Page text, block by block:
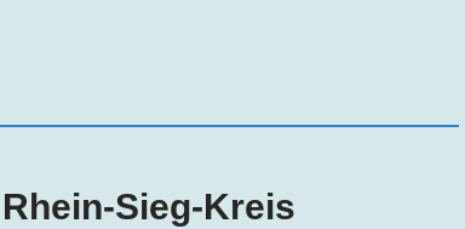
Sieg-Kreis